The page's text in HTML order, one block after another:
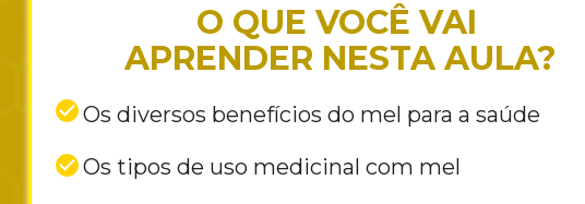
O QUE VOCÊ VAI
APRENDER NESTA AULA?
Os diversos benefícios do mel para a saúde
Os tipos de uso medicinal com mel